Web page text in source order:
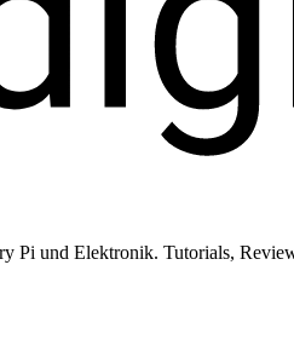
Pi und Elektronik. Tutorials,